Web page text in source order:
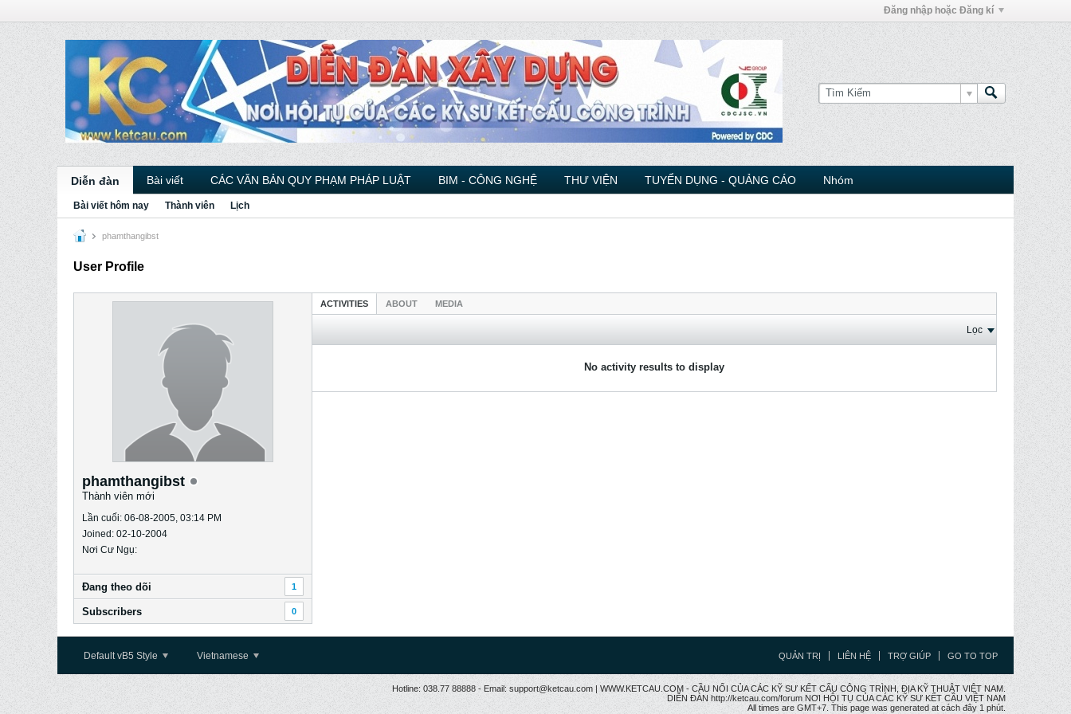
Đăng nhập hoặc Đăng kí
Diễn đàn Bài viết CÁC VĂN BẢN QUY PHẠM PHÁP LUẬT BIM - CÔNG NGHỆ THƯ VIỆN TUYỂN DỤNG - QUẢNG CÁO Nhóm
Bài viết hôm nay Thành viên Lịch
phamthangibst
User Profile
phamthangibst
Thành viên mới
Lần cuối: 06-08-2005, 03:14 PM
Joined: 02-10-2004
Nơi Cư Ngụ:
Ðang theo dõi 1
Subscribers 0
ACTIVITIES ABOUT MEDIA
Lọc
No activity results to display
Default vB5 Style Vietnamese QUẢN TRỊ LIÊN HỆ TRỢ GIÚP GO TO TOP
Hotline: 038.77 88888 - Email: support@ketcau.com | WWW.KETCAU.COM - CẦU NỐI CỦA CÁC KỸ SƯ KẾT CẤU CÔNG TRÌNH, ĐỊA KỸ THUẬT VIỆT NAM.
DIỄN ĐÀN http://ketcau.com/forum NƠI HỘI TỤ CỦA CÁC KỸ SƯ KẾT CÂU VIỆT NAM
All times are GMT+7. This page was generated at cách đây 1 phút.